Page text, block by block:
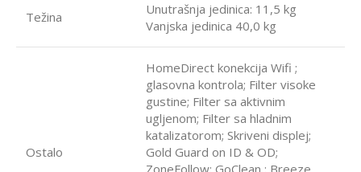
Težina
Unutrašnja jedinica: 11,5 kg
Vanjska jedinica 40,0 kg
Ostalo
HomeDirect konekcija Wifi ;
glasovna kontrola; Filter visoke
gustine; Filter sa aktivnim
ugljenom; Filter sa hladnim
katalizatorom; Skriveni displej;
Gold Guard on ID & OD;